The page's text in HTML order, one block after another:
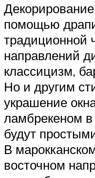
помощью
традиционной
направлений
классицизм,
Но и другим
украшение
ламбрекеном в
будут
В
восточном